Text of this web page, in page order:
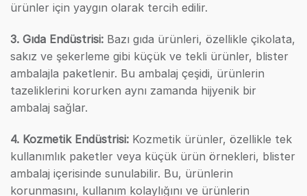
ürünler için yaygın olarak tercih edilir.
3. Gıda Endüstrisi: Bazı gıda ürünleri, özellikle çikolata,
sakız ve şekerleme gibi küçük ve tekli ürünler, blister
ambalajla paketlenir. Bu ambalaj çeşidi, ürünlerin
tazeliklerini korurken aynı zamanda hijyenik bir
ambalaj sağlar.
4. Kozmetik Endüstrisi: Kozmetik ürünler, özellikle tek
kullanımlık paketler veya küçük ürün örnekleri, blister
ambalaj içerisinde sunulabilir. Bu, ürünlerin
korunmasını, kullanım kolaylığını ve ürünlerin